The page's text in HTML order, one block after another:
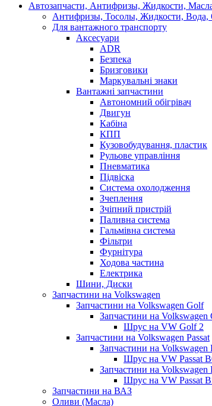
Автозапчасти, Антифризы, Жидкости,
Антифризы, Тосолы, Жидкости, Вода,
Для вантажного транспорту
Аксесуари
ADR
Безпека
Бризговики
Маркувальні знаки
Вантажні запчастини
Автономний обігрівач
Двигун
Кабіна
КПП
Кузовобудування, пластик
Рульове управління
Пневматика
Підвіска
Система охолодження
Зчеплення
Зчіпний пристрій
Паливна система
Гальмівна система
Фільтри
Фурнітура
Ходова частина
Електрика
Шини, Диски
Запчастини на Volkswagen
Запчастини на Volkswagen Golf
Запчастини на Volkswagen
Шрус на VW Golf 2
Запчастини на Volkswagen Passat
Запчастини на Volkswagen
Шрус на VW Passat
Запчастини на Volkswagen
Шрус на VW Passat
Запчастини на ВАЗ
Оливи (Масла)